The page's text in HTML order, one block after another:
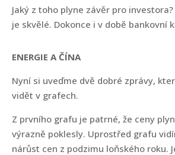
Jaký z toho plyne závěr pro
je skvělé. Dokonce i v době bankovní
ENERGIE A ČÍNA
Nyní si uveďme dvě dobré zprávy,
vidět v grafech.
Z prvního grafu je patrné, že ceny
výrazně poklesly. Uprostřed grafu
nárůst cen z podzimu loňského roku.